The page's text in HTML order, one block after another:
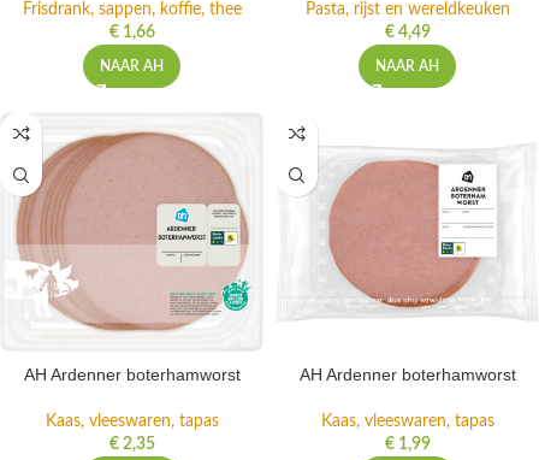
Frisdrank, sappen, koffie, thee
€1,66
NAAR AH
Pasta, rijst en wereldkeuken
€4,49
NAAR AH
AH Ardenner boterhamworst
Kaas, vleeswaren, tapas
€2,35
AH Ardenner boterhamworst
Kaas, vleeswaren, tapas
€1,99